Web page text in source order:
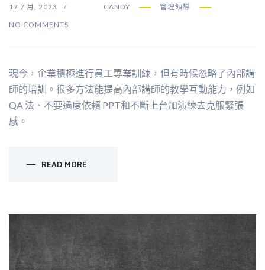
17 7 月, 2023 CANDY
管理領導
NO COMMENTS
現今，企業積極進行員工專業訓練，但有時候忽略了內部講
師的培訓。很多方法能提高內部講師的教學互動能力，例如
QA 法、不要過度依賴 PPT和不斷上台加演練去克服緊張
感。
READ MORE